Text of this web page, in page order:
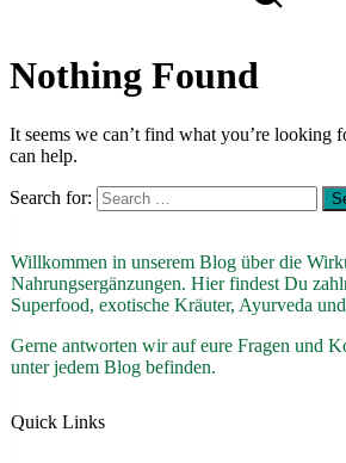
Nothing Found
It seems we can’t find what you’re looking
can help.
Search for:
Willkommen in unserem Blog über die
Nahrungsergänzungen. Hier findest Du
Superfood, exotische Kräuter, Ayurveda
Gerne antworten wir auf eure Fragen und
unter jedem Blog befinden.
Quick Links